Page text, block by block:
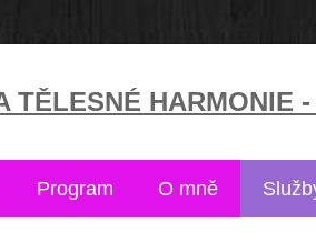
TĚLESNÉ HARMONIE
Program O mně